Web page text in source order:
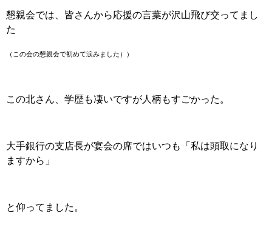
懇親会では、皆さんから応援の言葉が沢山飛び交ってまし
た
（この会の懇親会で初めて涙みました））
この北さん、学歴も凄いですが人柄もすごかった。
大手銀行の支店長が宴会の席ではいつも「私は頭取になり
ますから」
と仰ってました。